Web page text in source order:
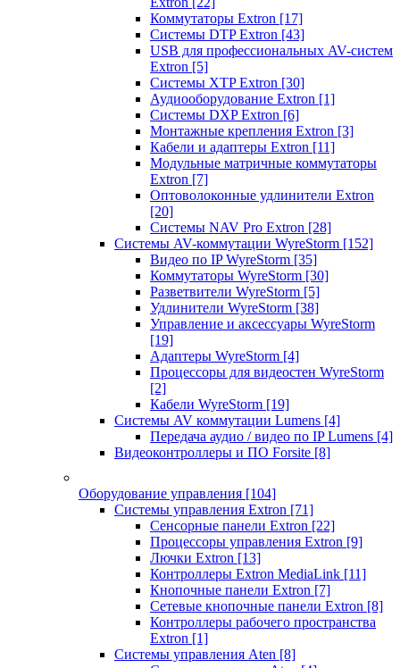
Коммутаторы Extron [17]
Системы DTP Extron [43]
USB для профессиональных AV-систем
Extron [5]
Системы XTP Extron [30]
Аудиооборудование Extron [1]
Системы DXP Extron [6]
Монтажные крепления Extron [3]
Кабели и адаптеры Extron [11]
Модульные матричные коммутаторы
Extron [7]
Оптоволоконные удлинители Extron
[20]
Системы NAV Pro Extron [28]
Системы AV-коммутации WyreStorm [152]
Видео по IP WyreStorm [35]
Коммутаторы WyreStorm [30]
Разветвители WyreStorm [5]
Удлинители WyreStorm [38]
Управление и аксессуары WyreStorm
[19]
Адаптеры WyreStorm [4]
Процессоры для видеостен WyreStorm
[2]
Кабели WyreStorm [19]
Системы AV коммутации Lumens [4]
Передача аудио / видео по IP Lumens [4]
Видеоконтроллеры и ПО Forsite [8]
Оборудование управления [104]
Системы управления Extron [71]
Сенсорные панели Extron [22]
Процессоры управления Extron [9]
Лючки Extron [13]
Контроллеры Extron MediaLink [11]
Кнопочные панели Extron [7]
Сетевые кнопочные панели Extron [8]
Контроллеры рабочего пространства
Extron [1]
Системы управления Aten [8]